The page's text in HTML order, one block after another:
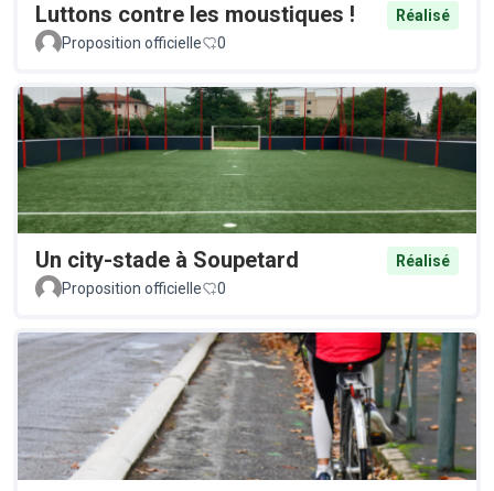
Luttons contre les moustiques !
Réalisé
Proposition officielle
0
Un city-stade à Soupetard
Réalisé
Proposition officielle
0